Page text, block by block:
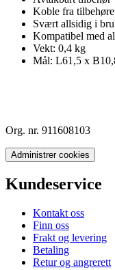
Koble fra
Svært allsidig i
Kompatibel med
Vekt: 0,4 kg
Mål: L61,5 x
Org. nr. 911608103
Administrer cookies
Kundeservice
Kontakt oss
Finn oss
Frakt og levering
Betaling
Retur og angrerett